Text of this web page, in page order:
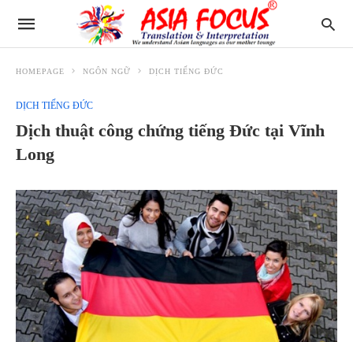
HOMEPAGE NGÔN NGỮ DỊCH TIẾNG ĐỨC
DỊCH TIẾNG ĐỨC
Dịch thuật công chứng tiếng Đức tại Vĩnh
Long